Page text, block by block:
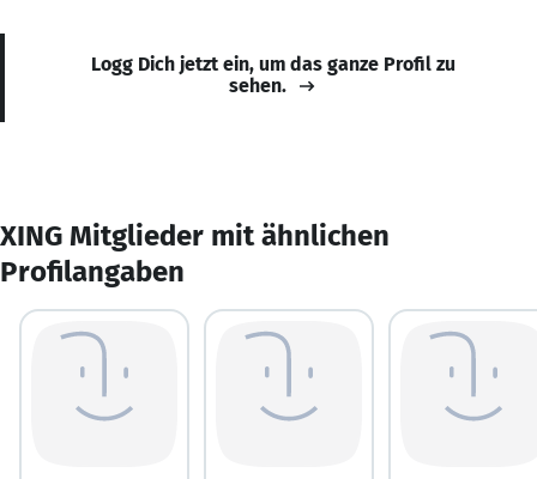
Logg Dich jetzt ein, um das ganze Profil zu
sehen.
XING Mitglieder mit ähnlichen
Profilangaben